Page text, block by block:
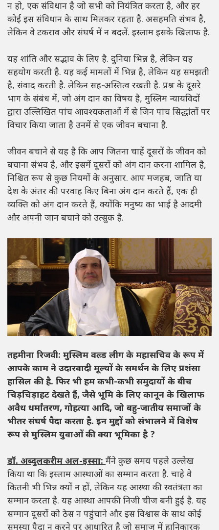
न हो, एक संविधान है जो सभी को नियंत्रित करता है, और हर
कोई इस संविधान के साथ मिलकर रहता है. असहमति संभव है,
लेकिन वे टकराव और संघर्ष में न बदलें. इस्लाम इसके खिलाफ है.
यह शांति और सद्भाव के लिए है. दुनिया भिन्न है, लेकिन यह
सहयोग करती है. यह कई मामलों में भिन्न है, लेकिन यह समझती
है, संवाद करती है. लेकिन सह-अस्तित्व रखती है. प्रश्न के दूसरे
भाग के संबंध में, जो अंग दान का विषय है, मुस्लिम न्यायविदों
द्वारा उल्लिखित पांच आवश्यकताओं में से जिन पांच सिद्धांतों पर
विचार किया जाता है उनमें से एक जीवन बचाना है.
जीवन बचाने से यह है कि आप जितना चाहें दूसरों के जीवन को
बचाना संभव है, और इसमें दूसरों को अंग दान करना शामिल है,
निश्चित रूप से कुछ नियमों के अनुसार. आप मजहब, जाति या
देश के अंतर की परवाह किए बिना अंग दान करते हैं, एक ही
व्यक्ति को अंग दान करते हैं, क्योंकि मनुष्य का भाई है आदमी
और अपनी जान बचाने को उत्सुक है.
तहमीना रिजवी: मुस्लिम वल्र्ड लीग के महासचिव के रूप में
आपके काम ने उदारवादी मूल्यों के समर्थन के लिए प्रशंसा
हासिल की है. फिर भी हम कभी-कभी समुदायों के बीच
चिड़चिड़ाहट देखते हैं, जैसे भूमि के लिए कानून के खिलाफ
अवैध धर्मांतरण, गोहत्या आदि, जो बहु-जातीय समाजों के
भीतर संघर्ष पैदा करता है. इन मुद्दों को संभालने में विशेष
रूप से मुस्लिम युवाओं की क्या भूमिका है ?
डॉ. अब्दुलकरीम अल-इस्सा:मैंने कुछ समय पहले उल्लेख
किया था कि इस्लाम आस्थाओं का सम्मान करता है. चाहे वे
कितनी भी भिन्न क्यों न हों, लेकिन यह आस्था की स्वतंत्रता का
सम्मान करता है. यह आस्था आपकी निजी चीज बनी हुई है. यह
सम्मान दूसरों को ठेस न पहुंचाने और इस विश्वास के साथ कोई
समस्या पैदा न करने पर आधारित है जो समाज में हानिकारक